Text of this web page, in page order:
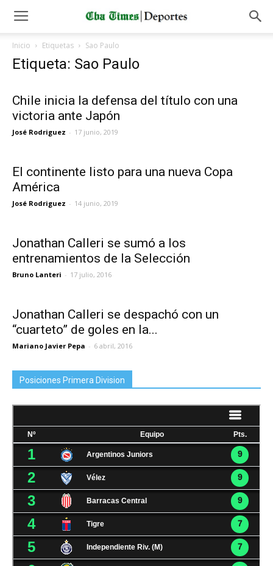
Inicio Etiquetas Sao Paulo
Etiqueta: Sao Paulo
Chile inicia la defensa del título con una
victoria ante Japón
José Rodriguez - 17 junio, 2019
El continente listo para una nueva Copa
América
José Rodriguez - 14 junio, 2019
Jonathan Calleri se sumó a los
entrenamientos de la Selección
Bruno Lanteri - 17 julio, 2016
Jonathan Calleri se despachó con un
“cuarteto” de goles en la...
Mariano Javier Pepa - 6 abril, 2016
Posiciones Primera Division